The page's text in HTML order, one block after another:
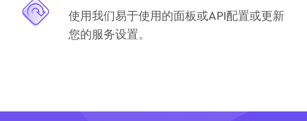
使用我们易于使用的面板或API配置或更新
您的服务设置。